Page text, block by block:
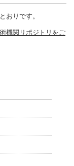
おりです。
機関リポジトリをご